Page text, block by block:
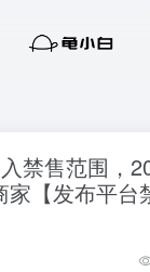
禁售范围，
家【发布平台